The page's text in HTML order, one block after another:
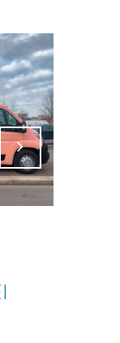
Attiva comando